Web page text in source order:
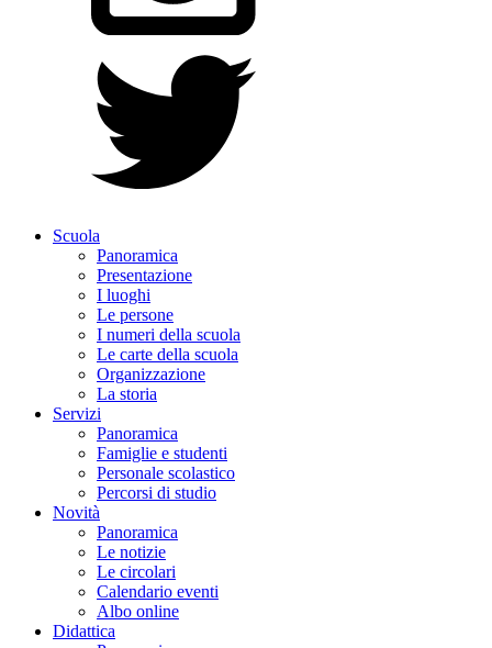
Scuola
Panoramica
Presentazione
I luoghi
Le persone
I numeri della scuola
Le carte della scuola
Organizzazione
La storia
Servizi
Panoramica
Famiglie e studenti
Personale scolastico
Percorsi di studio
Novità
Panoramica
Le notizie
Le circolari
Calendario eventi
Albo online
Didattica